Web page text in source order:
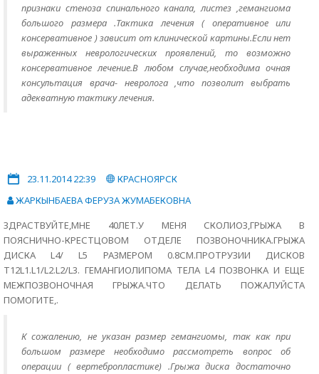
признаки стеноза спинального канала, листез ,гемангиома
большого размера .Тактика лечения ( оперативное или
консервативное ) зависит от клинической картины.Если нет
выраженных неврологических проявлений, то возможно
консервативное лечение.В любом случае,необходима очная
консультация врача- невролога ,что позволит выбрать
адекватную тактику лечения.
23.11.2014 22:39
КРАСНОЯРСК
ЖАРКЫНБАЕВА ФЕРУЗА ЖУМАБЕКОВНА
ЗДРАСТВУЙТЕ,МНЕ 40ЛЕТ.У МЕНЯ СКОЛИОЗ,ГРЫЖА В
ПОЯСНИЧНО-КРЕСТЦОВОМ ОТДЕЛЕ ПОЗВОНОЧНИКА.ГРЫЖА
ДИСКА L4/ L5 РАЗМЕРОМ 0.8СМ.ПРОТРУЗИИ ДИСКОВ
T12L1.L1/L2.L2/L3. ГЕМАНГИОЛИПОМА ТЕЛА L4 ПОЗВОНКА И ЕЩЕ
МЕЖПОЗВОНОЧНАЯ ГРЫЖА.ЧТО ДЕЛАТЬ ПОЖАЛУЙСТА
ПОМОГИТЕ,.
К сожалению, не указан размер гемангиомы, так как при
большом размере необходимо рассмотреть вопрос об
операции ( вертебропластике) .Грыжа диска достаточно